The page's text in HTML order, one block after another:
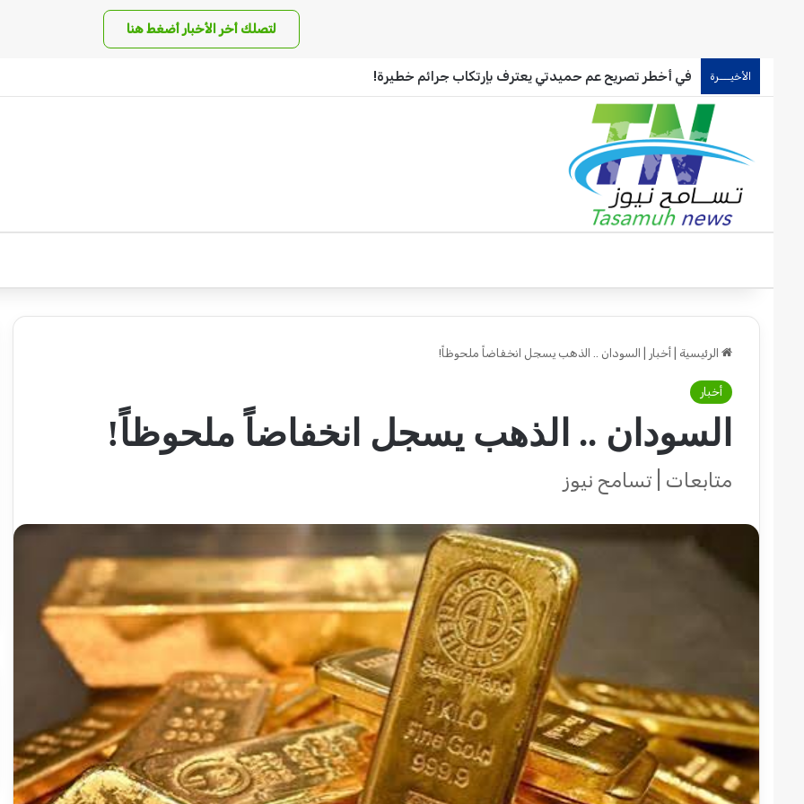
لتصلك أخر الأخبار أضغط هنا
الأخيـــرة في أخطر تصريح عم حميدتي يعترف بإرتكاب جرائم خطيرة!
الرئيسية أخبار السودان .. الذهب يسجل انخفاضاً ملحوظاً!
أخبار
السودان .. الذهب يسجل انخفاضاً ملحوظاً!
متابعات | تسامح نيوز